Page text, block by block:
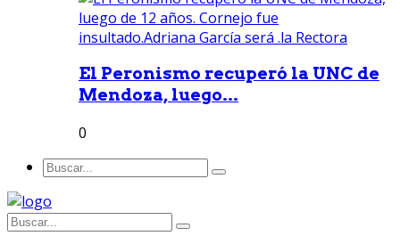
El Peronismo recuperó la UNC de
Mendoza, luego...
0